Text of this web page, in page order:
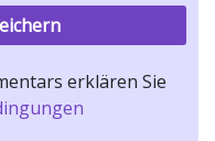
erklären Sie